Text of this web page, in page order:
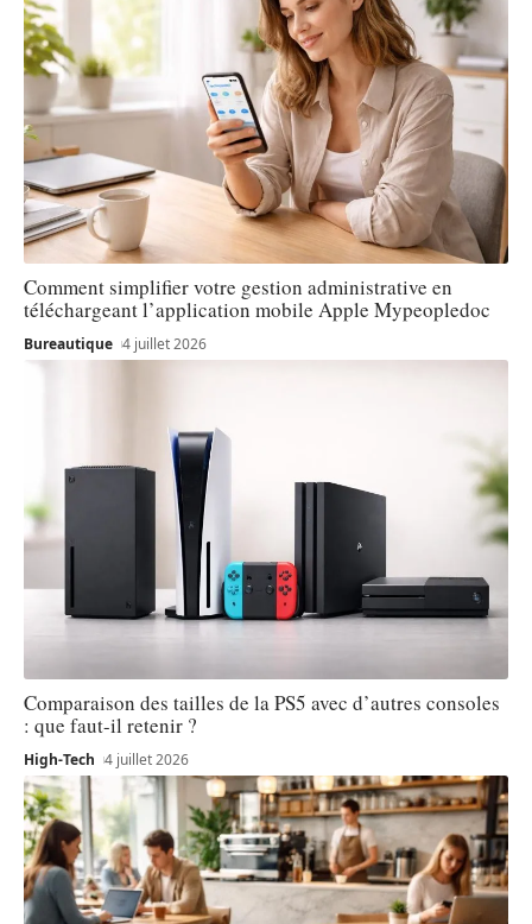
Comment simplifier votre gestion administrative en
téléchargeant l’application mobile Apple Mypeopledoc
Bureautique 4 juillet 2026
Comparaison des tailles de la PS5 avec d’autres consoles
: que faut-il retenir ?
High-Tech 4 juillet 2026